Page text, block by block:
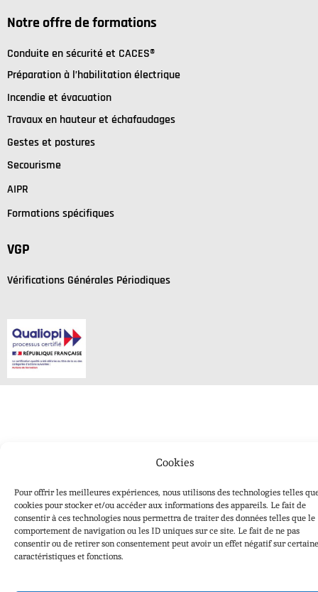
Cookies
Pour offrir les meilleures expériences, nous utilisons des technologies telles
cookies pour stocker et/ou accéder aux informations des appareils. Le fait de
consentir à ces technologies nous permettra de traiter des données telles que le
comportement de navigation ou les ID uniques sur ce site. Le fait de ne pas
consentir ou de retirer son consentement peut avoir un effet négatif sur
caractéristiques et fonctions.
Notre offre de formations
Conduite en sécurité et CACES®
Préparation à l’habilitation électrique
Incendie et évacuation
Travaux en hauteur et échafaudages
Gestes et postures
Secourisme
AIPR
Formations spécifiques
VGP
Vérifications Générales Périodiques